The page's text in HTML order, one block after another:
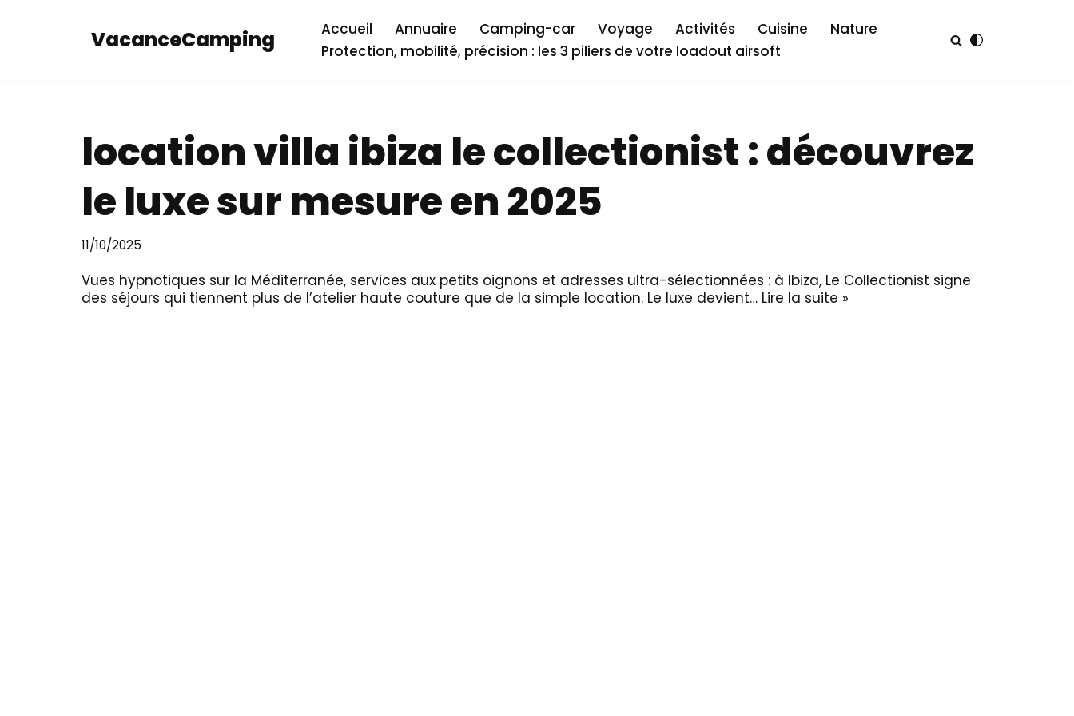
VacanceCamping Accueil Annuaire Camping-car Voyage Activités Cuisine
Nature
Protection, mobilité, précision : les 3 piliers de votre loadout airsoft
location villa ibiza le collectionist : découvrez
le luxe sur mesure en 2025
11/10/2025
Vues hypnotiques sur la Méditerranée, services aux petits oignons et adresses ultra-sélectionnées : à Ibiza, Le Collectionist signe
des séjours qui tiennent plus de l’atelier haute couture que de la simple location. Le luxe devient… Lire la suite »